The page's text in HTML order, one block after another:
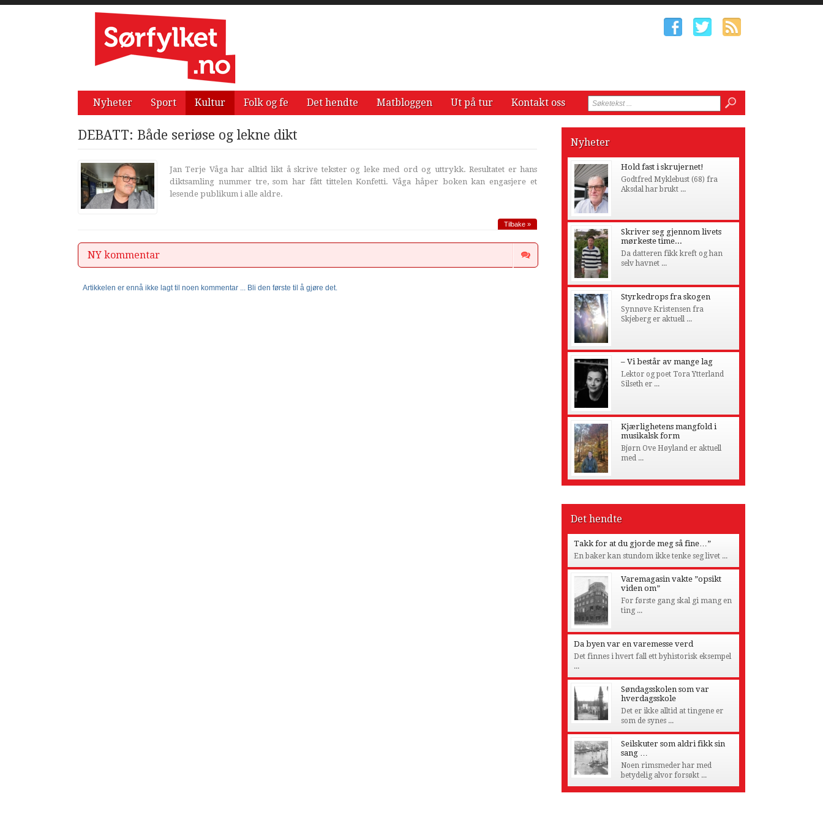
Nyheter Sport Kultur Folk og fe Det hendte Matbloggen Ut på tur Kontakt oss
DEBATT: Både seriøse og lekne dikt
Jan Terje Våga har alltid likt å skrive tekster og leke med ord og uttrykk. Resultatet er hans
diktsamling nummer tre, som har fått tittelen Konfetti. Våga håper boken kan engasjere et
lesende publikum i alle aldre.
Tilbake »
NY kommentar
Artikkelen er ennå ikke lagt til noen kommentar ... Bli den første til å gjøre det.
Nyheter
Hold fast i skrujernet!
Godtfred Myklebust (68) fra
Aksdal har brukt ...
Skriver seg gjennom livets
mørkeste time...
Da datteren fikk kreft og han
selv havnet ...
Styrkedrops fra skogen
Synnøve Kristensen fra
Skjeberg er aktuell ...
– Vi består av mange lag
Lektor og poet Tora Ytterland
Silseth er ...
Kjærlighetens mangfold i
musikalsk form
Bjørn Ove Høyland er aktuell
med ...
Det hendte
Takk for at du gjorde meg så fine…”
En baker kan stundom ikke tenke seg livet ...
Varemagasin vakte ”opsikt
viden om”
For første gang skal gi mang en
ting ...
Da byen var en varemesse verd
Det finnes i hvert fall ett byhistorisk eksempel
...
Søndagsskolen som var
hverdagsskole
Det er ikke alltid at tingene er
som de synes ...
Seilskuter som aldri fikk sin
sang …
Noen rimsmeder har med
betydelig alvor forsøkt ...